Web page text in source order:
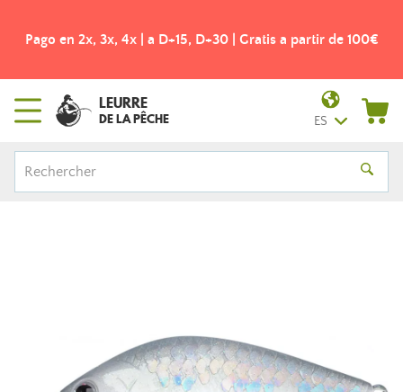
Pago en 2x, 3x, 4x | a D+15, D+30 | Gratis a partir de 100€
LEURRE
DE LA PÊCHE ES